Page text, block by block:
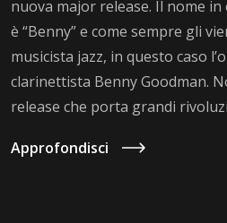
nuova major release. Il nome in
è “Benny” e come sempre gli
musicista jazz, in questo caso
clarinettista Benny Goodman.
release che porta grandi
Approfondisci